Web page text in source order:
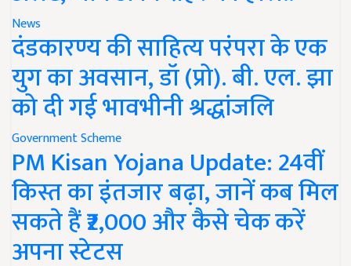
News
दंडकारण्य की साहित्य परंपरा के एक
युग का अवसान, डॉ (प्रो). बी. एल. झा
को दी गई भावभीनी श्रद्धांजलि
Government Scheme
PM Kisan Yojana Update: 24वीं
किस्त का इंतजार बढ़ा, जानें कब मिल
सकते हैं ₹2,000 और कैसे चेक करें
अपना स्टेटस